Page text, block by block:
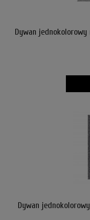
Dywan
Dywan